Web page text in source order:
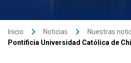
Inicio keyboard_arrow_right Noticias keyboard_arrow_right Nuestras
Pontificia Universidad Católica de